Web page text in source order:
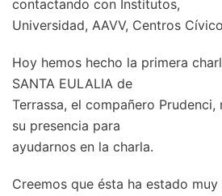
contactando con Institutos,
Universidad, AAVV, Centros
Hoy hemos hecho la primera
SANTA EULALIA de
Terrassa, el compañero
su presencia para
ayudarnos en la charla.
Creemos que ésta ha estado